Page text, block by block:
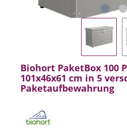
Biohort PaketBox 100
101x46x61 cm in 5
Paketaufbewahrung